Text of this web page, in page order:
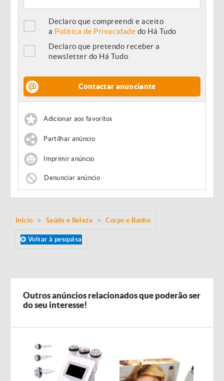
Declaro que compreendi e aceito
a Política de Privacidade do Há Tudo
Declaro que pretendo receber a
newsletter do Há Tudo
Contactar anunciante
Adicionar aos favoritos
Partilhar anúncio
Imprimir anúncio
Denunciar anúncio
Início Saúde e Beleza Corpo e Banho
Voltar à pesquisa
Outros anúncios relacionados que poderão ser
do seu interesse!